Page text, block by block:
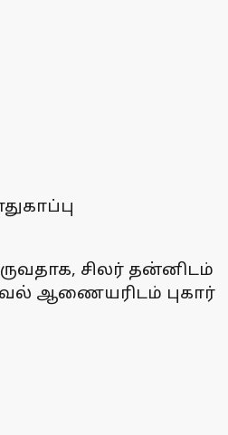
சிலர் தன்னிடம்
ஆணையரிடம் புகார்